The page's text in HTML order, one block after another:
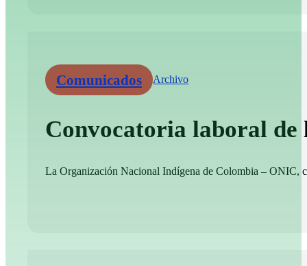
Comunicados Archivo
Convocatoria laboral
La Organización Nacional Indígena de Colombia – ONIC,